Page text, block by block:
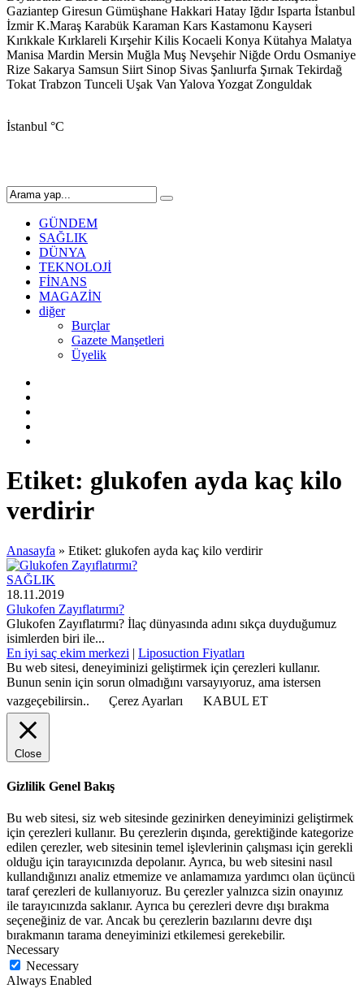
Gaziantep Giresun Gümüşhane Hakkari Hatay Iğdır Isparta İstanbul
İzmir K.Maraş Karabük Karaman Kars Kastamonu Kayseri
Kırıkkale Kırklareli Kırşehir Kilis Kocaeli Konya Kütahya Malatya
Manisa Mardin Mersin Muğla Muş Nevşehir Niğde Ordu Osmaniye
Rize Sakarya Samsun Siirt Sinop Sivas Şanlıurfa Şırnak Tekirdağ
Tokat Trabzon Tunceli Uşak Van Yalova Yozgat Zonguldak
İstanbul °C
GÜNDEM
SAĞLIK
DÜNYA
TEKNOLOJİ
FİNANS
MAGAZİN
diğer
Burçlar
Gazete Manşetleri
Üyelik
Etiket: glukofen ayda kaç kilo
verdirir
Anasayfa » Etiket: glukofen ayda kaç kilo verdirir
SAĞLIK
18.11.2019
Glukofen Zayıflatırmı?
Glukofen Zayıflatırmı? İlaç dünyasında adını sıkça duyduğumuz
isimlerden biri ile...
En iyi saç ekim merkezi | Liposuction Fiyatları
Bu web sitesi, deneyiminizi geliştirmek için çerezleri kullanır.
Bunun senin için sorun olmadığını varsayıyoruz, ama istersen
vazgeçebilirsin..
Çerez Ayarları KABUL ET
Close
Gizlilik Genel Bakış
Bu web sitesi, siz web sitesinde gezinirken deneyiminizi geliştirmek
için çerezleri kullanır. Bu çerezlerin dışında, gerektiğinde kategorize
edilen çerezler, web sitesinin temel işlevlerinin çalışması için gerekli
olduğu için tarayıcınızda depolanır. Ayrıca, bu web sitesini nasıl
kullandığınızı analiz etmemize ve anlamamıza yardımcı olan üçüncü
taraf çerezleri de kullanıyoruz. Bu çerezler yalnızca sizin onayınız
ile tarayıcınızda saklanır. Ayrıca bu çerezleri devre dışı bırakma
seçeneğiniz de var. Ancak bu çerezlerin bazılarını devre dışı
bırakmanın tarama deneyiminizi etkilemesi gerekebilir.
Necessary
Necessary
Always Enabled